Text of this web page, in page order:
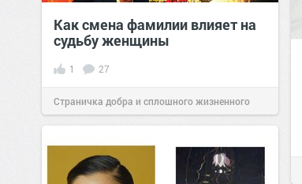
Как смена фамилии влияет на
судьбу женщины
1 27
Страничка добра и сплошного жизненного
позитива! 06:00 07 июн 2022